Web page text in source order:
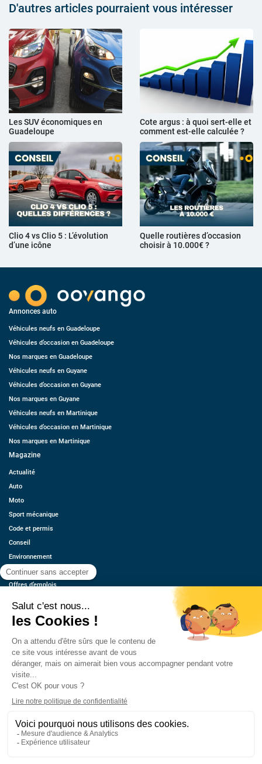
D'autres articles pourraient vous intéresser
Les SUV économiques en
Guadeloupe
Cote argus : à quoi sert-elle et
comment est-elle calculée ?
Clio 4 vs Clio 5 : L’évolution
d’une icône
Quelle routières d’occasion
choisir à 10.000€ ?
Annonces auto
Véhicules neufs en Guadeloupe
Véhicules d’occasion en Guadeloupe
Nos marques en Guadeloupe
Véhicules neufs en Guyane
Véhicules d’occasion en Guyane
Nos marques en Guyane
Véhicules neufs en Martinique
Véhicules d’occasion en Martinique
Nos marques en Martinique
Magazine
Actualité
Auto
Moto
Sport mécanique
Code et permis
Conseil
Environnement
Économie
Offres d’emplois
Contact
Estimez votre voiture
Mentions légales
CGU